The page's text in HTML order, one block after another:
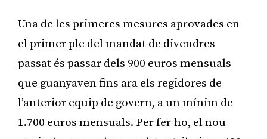
Una de les primeres mesures aprovades en
el primer ple del mandat de divendres
passat és passar dels 900 euros mensuals
que guanyaven fins ara els regidores de
l’anterior equip de govern, a un mínim de
1.700 euros mensuals. Per fer-ho, el nou